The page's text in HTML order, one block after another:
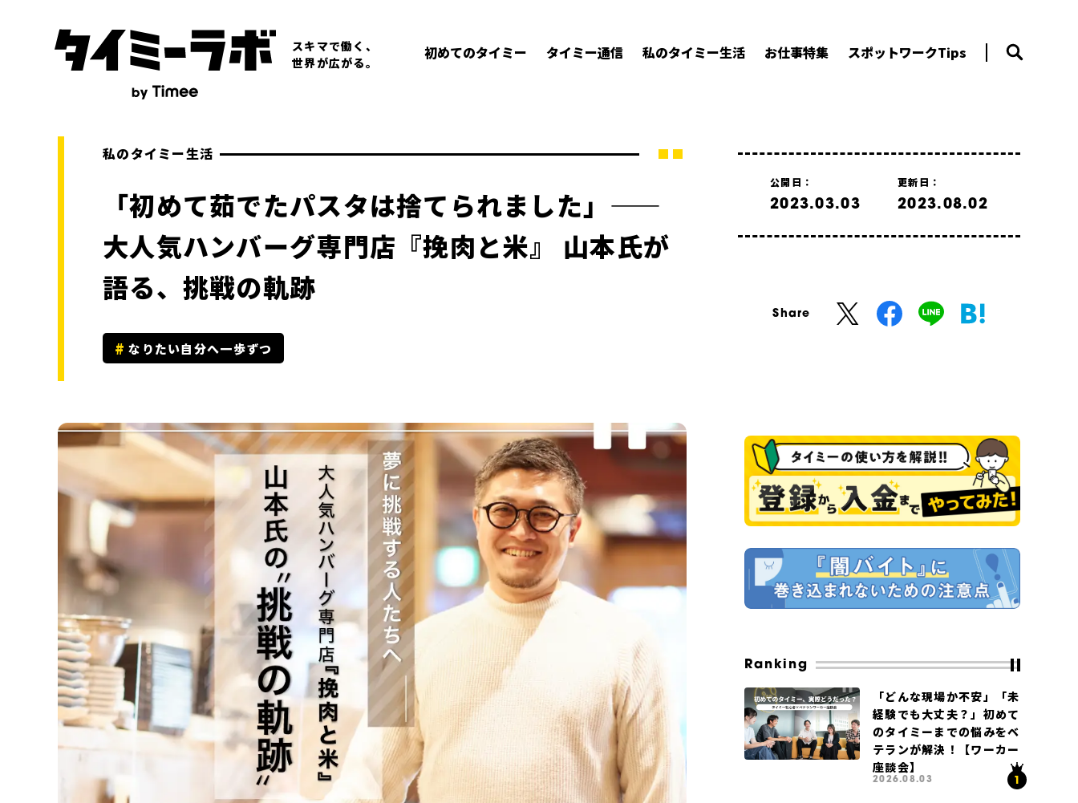
スキマで働く、
世界が広がる。
初めてのタイミー タイミー通信 私のタイミー生活 お仕事特集 スポットワークTips
私のタイミー生活
「初めて茹でたパスタは捨てられました」——
大人気ハンバーグ専門店『挽肉と米』 山本氏が
語る、挑戦の軌跡
なりたい自分へ一歩ずつ
公開日：
2023.03.03
更新日：
2023.08.02
Share
Ranking
「どんな現場か不安」「未
経験でも大丈夫？」初めて
のタイミーまでの悩みをベ
テランが解決！【ワーカー
座談会】
2026.08.03